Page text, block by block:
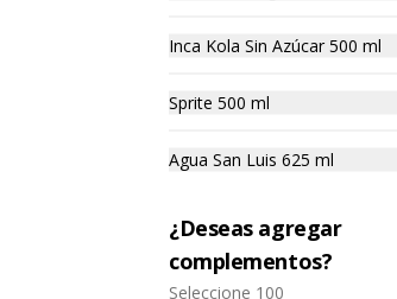
Inca Kola Sin Azúcar 500 ml
Sprite 500 ml
Agua San Luis 625 ml
¿Deseas agregar
complementos?
Seleccione 100